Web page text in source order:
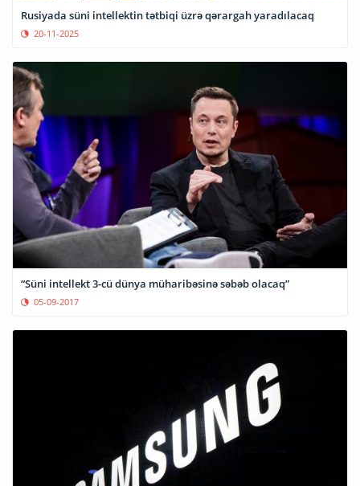
Rusiyada süni intellektin tətbiqi üzrə qərargah yaradılacaq
20-11-2025
“Süni intellekt 3-cü dünya müharibəsinə səbəb olacaq”
05-09-2017